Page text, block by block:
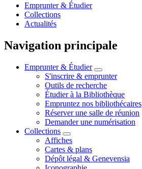
Emprunter & Étudier
Collections
Actualités
Navigation principale
Emprunter & Étudier
S'inscrire & emprunter
Outils de recherche
Étudier à la Bibliothèque
Empruntez nos bibliothécaires
Réserver une salle de réunion
Demander une numérisation
Collections
Affiches
Cartes & plans
Dépôt légal & Genevensia